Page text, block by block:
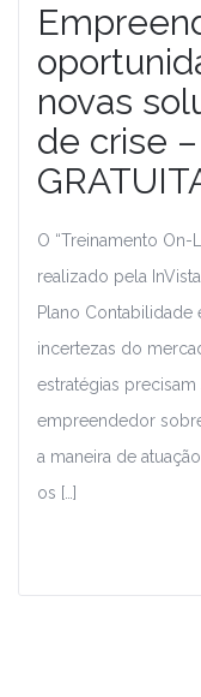
novas
de crise –
O “Treinamento
realizado pela
Plano Contabilidade
incertezas do
estratégias
empreendedor
a maneira de
os […]